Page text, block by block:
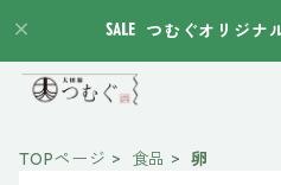
つむぐオリジナ
TOPページ 食品 卵